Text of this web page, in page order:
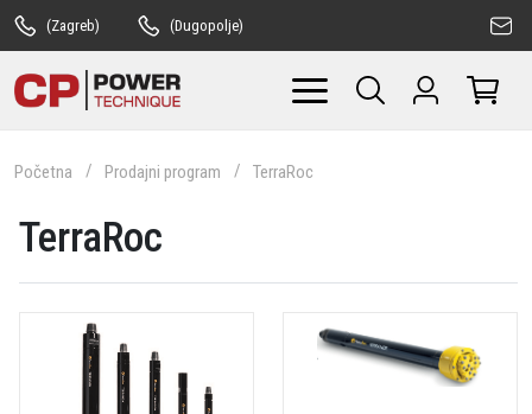
(Zagreb) (Dugopolje)
Početna Prodajni program TerraRoc
TerraRoc